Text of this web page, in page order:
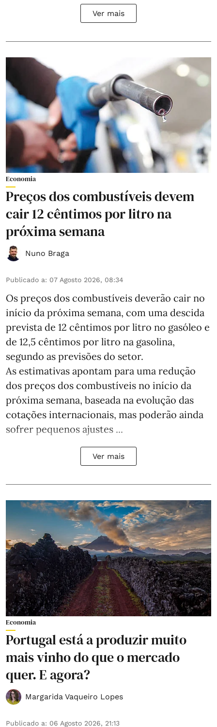
Ver mais
Economia
Preços dos combustíveis devem
cair 12 cêntimos por litro na
próxima semana
Nuno Braga
Publicado a: 07 Agosto 2026, 08:34
Os preços dos combustíveis deverão cair no
início da próxima semana, com uma descida
prevista de 12 cêntimos por litro no gasóleo e
de 12,5 cêntimos por litro na gasolina,
segundo as previsões do setor.
As estimativas apontam para uma redução
dos preços dos combustíveis no início da
próxima semana, baseada na evolução das
cotações internacionais, mas poderão ainda
sofrer pequenos ajustes ...
Ver mais
Economia
Portugal está a produzir muito
mais vinho do que o mercado
quer. E agora?
Margarida Vaqueiro Lopes
Publicado a: 06 Agosto 2026, 21:13